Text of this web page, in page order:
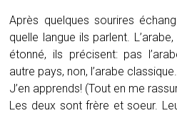
Après quelques sourires
quelle langue ils parlent.
étonné, ils précisent: pas
autre pays, non, l’arabe classique.
J’en apprends! (Tout en me
Les deux sont frère et soeur.